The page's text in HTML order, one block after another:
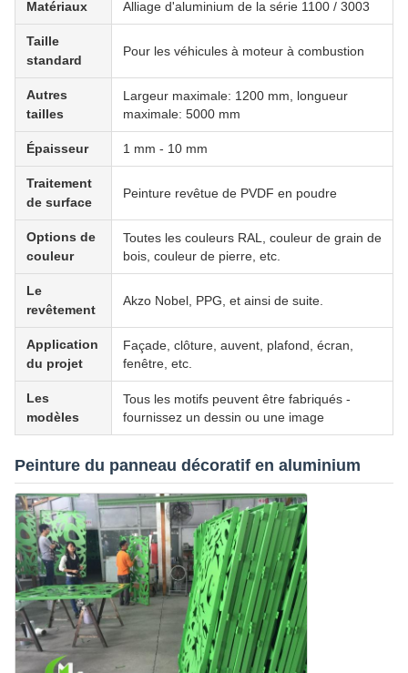
Matériaux Alliage d'aluminium de la série 1100 / 3003
Taille
standard
Pour les véhicules à moteur à combustion
Autres
tailles
Largeur maximale: 1200 mm, longueur
maximale: 5000 mm
Épaisseur 1 mm - 10 mm
Traitement
de surface
Peinture revêtue de PVDF en poudre
Options de
couleur
Toutes les couleurs RAL, couleur de grain de
bois, couleur de pierre, etc.
Le
revêtement
Akzo Nobel, PPG, et ainsi de suite.
Application
du projet
Façade, clôture, auvent, plafond, écran,
fenêtre, etc.
Les
modèles
Tous les motifs peuvent être fabriqués -
fournissez un dessin ou une image
Peinture du panneau décoratif en aluminium